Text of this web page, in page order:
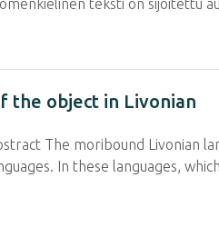
teksti on sijoitettu
the object in Livonian
The moribound Livonian
In these languages,